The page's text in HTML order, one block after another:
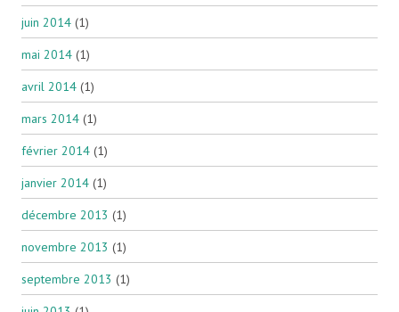
juin 2014 (1)
mai 2014 (1)
avril 2014 (1)
mars 2014 (1)
février 2014 (1)
janvier 2014 (1)
décembre 2013 (1)
novembre 2013 (1)
septembre 2013 (1)